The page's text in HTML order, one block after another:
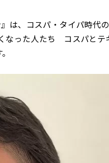
は、コスパ・タイパ時代
なった人たち コスパとテ